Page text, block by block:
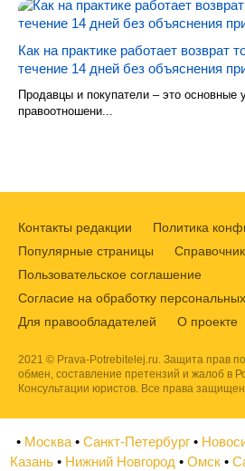
Как на практике работает возврат
течение 14 дней без объяснения
Продавцы и покупатели – это основные
правоотношени...
Контакты редакции
Политика
Популярные страницы
Справочник
Пользовательское соглашение
Согласие на обработку
Для правообладателей
О проекте
2021 © Prava-Potrebitelej.ru. Защита прав
обмен, составление претензий и жалоб в
Консультации юристов. Все права
• Москва • Санкт-Петербург •
Казань• Нижний Новгород • Омск•